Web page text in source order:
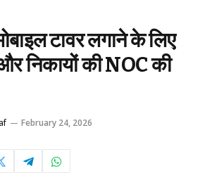
टावर लगाने के लिए
निकायों की NOC की
February 24, 2026